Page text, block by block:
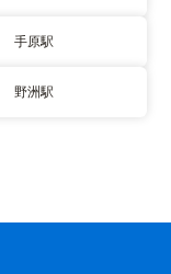
手原駅
野洲駅